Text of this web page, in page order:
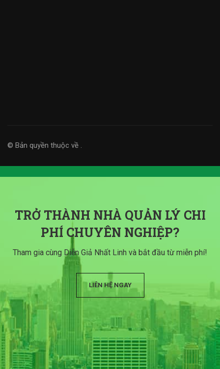
© Bản quyền thuộc về .
TRỞ THÀNH NHÀ QUẢN LÝ CHI
PHÍ CHUYÊN NGHIỆP?
Tham gia cùng Diễn Giả Nhất Linh và bắt đầu từ miễn phí!
LIÊN HỆ NGAY